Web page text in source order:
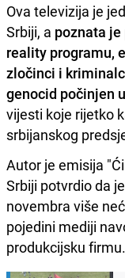
Ova televizija je
Srbiji, a poznata
reality programu,
zločinci i
genocid počinjen
vijesti koje rijetko
srbijanskog
Autor je emisija
Srbiji potvrdio da
novembra više
pojedini mediji
produkcijsku firmu.